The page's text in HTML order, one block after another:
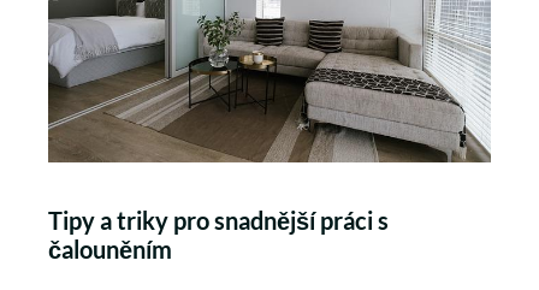
Tipy a triky pro snadnější práci s
čalouněním